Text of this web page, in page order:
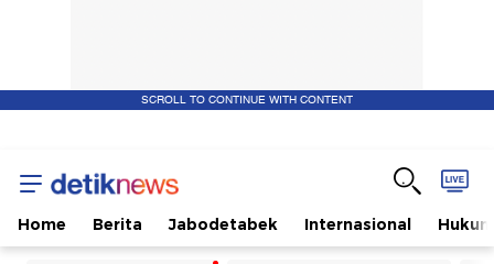
SCROLL TO CONTINUE WITH CONTENT
Home Berita Jabodetabek Internasional Hukum